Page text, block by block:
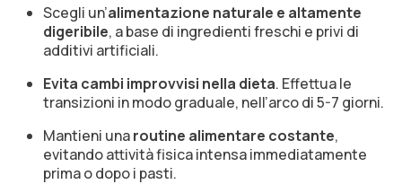
Scegli un’alimentazione naturale e altamente
digeribile, a base di ingredienti freschi e privi di
additivi artificiali.
Evita cambi improvvisi nella dieta. Effettua le
transizioni in modo graduale, nell’arco di 5-7 giorni.
Mantieni unaroutine alimentare costante,
evitando attività fisica intensa immediatamente
prima o dopo i pasti.